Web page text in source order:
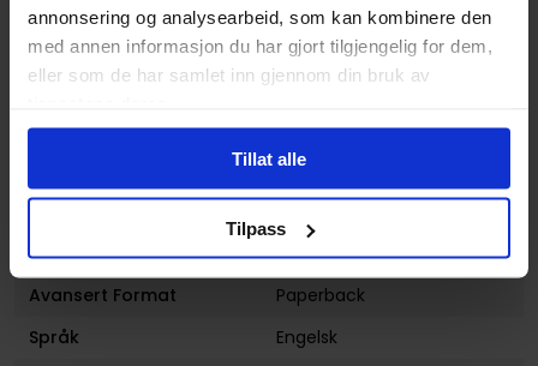
annonsering og analysearbeid, som kan kombinere den
med annen informasjon du har gjort tilgjengelig for dem,
eller som de har samlet inn gjennom din bruk av
Tillat alle
Tilpass
Sjanger
Fantasy
Antall Sider
240
Aldersgruppe
Voksen
Avansert Format
Paperback
Språk
Engelsk